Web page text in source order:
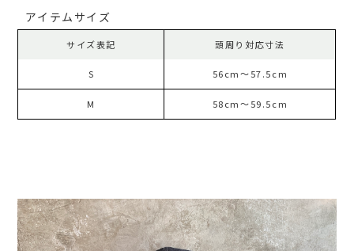
アイテムサイズ
サイズ表記 頭周り対応寸法
S 56cm～57.5cm
M 58cm～59.5cm